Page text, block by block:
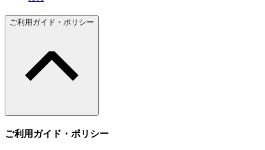
ご利用ガイド・ポリシー
ご利用ガイド・ポリシー